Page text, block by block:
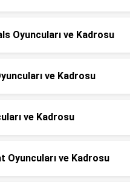
Oyuncuları ve Kadrosu
ve Kadrosu
ve Kadrosu
Oyuncuları ve Kadrosu